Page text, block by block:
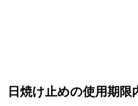
日焼け止めの使用期限